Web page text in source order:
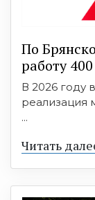
По
работу
В 2026 году
реализация
...
Читать